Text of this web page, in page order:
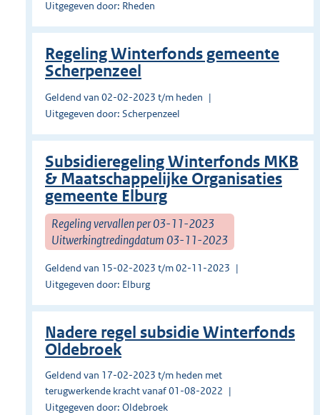
Uitgegeven door: Rheden
Regeling Winterfonds gemeente
Scherpenzeel
Geldend van 02-02-2023 t/m heden
Uitgegeven door: Scherpenzeel
Subsidieregeling Winterfonds MKB
& Maatschappelijke Organisaties
gemeente Elburg
Regeling vervallen per 03-11-2023
Uitwerkingtredingdatum 03-11-2023
Geldend van 15-02-2023 t/m 02-11-2023
Uitgegeven door: Elburg
Nadere regel subsidie Winterfonds
Oldebroek
Geldend van 17-02-2023 t/m heden met
terugwerkende kracht vanaf 01-08-2022
Uitgegeven door: Oldebroek